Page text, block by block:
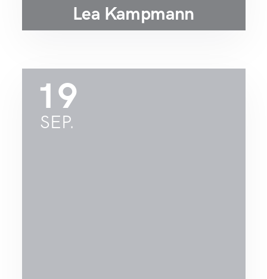
Lea Kampmann
19
SEP.